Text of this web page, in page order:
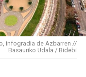
tres años han dado
el
urbanos,la
Energética,
la instalación de
infogradia de Azbarren //
Basauriko Udala / Bidebi